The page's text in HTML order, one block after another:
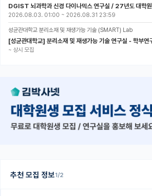
추천 모집 정보1/2
DGIST 뇌과학과 신경 다이나믹스 연구실 / 27년도 대학
2026.08.03. 01:00 ~ 2026.08.31 23:59
성균관대학교 분리소재 및 재생가능 기술 (SMART) Lab
~ 상시 모집